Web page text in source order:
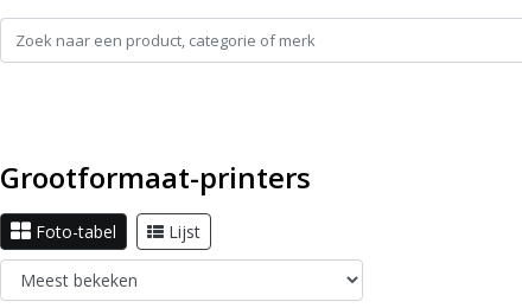
Grootformaat-printers
Foto-tabel Lijst